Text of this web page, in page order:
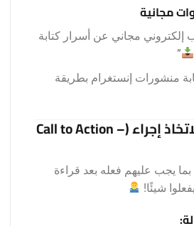
مجانية
مجاني عن أسرار كتابة
”
منشورات إنستغرام بطريقة
7. إنشاء دعوة لاتخاذ إجراء (Call to Action –
يجب عليهم فعله بعد قراءة
شيئًا!